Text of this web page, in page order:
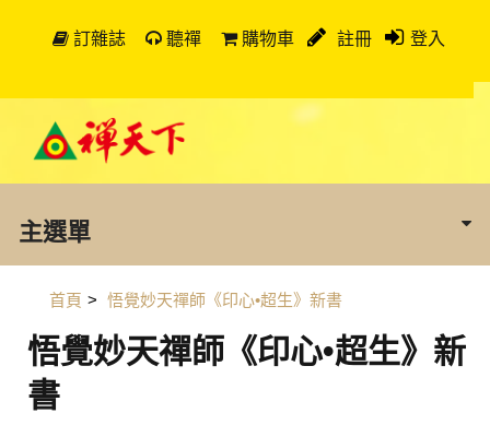
訂雜誌 聽禪 購物車 註冊 登入
主選單
首頁 > 悟覺妙天禪師《印心•超生》新書
悟覺妙天禪師《印心•超生》新
書